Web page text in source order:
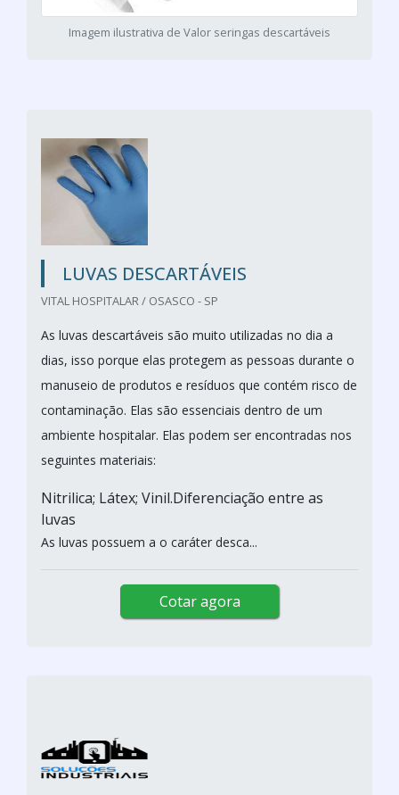
Imagem ilustrativa de Valor seringas descartáveis
LUVAS DESCARTÁVEIS
VITAL HOSPITALAR / OSASCO - SP
As luvas descartáveis são muito utilizadas no dia a
dias, isso porque elas protegem as pessoas durante o
manuseio de produtos e resíduos que contém risco de
contaminação. Elas são essenciais dentro de um
ambiente hospitalar. Elas podem ser encontradas nos
seguintes materiais:
Nitrilica; Látex; Vinil.Diferenciação entre as
luvas
As luvas possuem a o caráter desca...
Cotar agora